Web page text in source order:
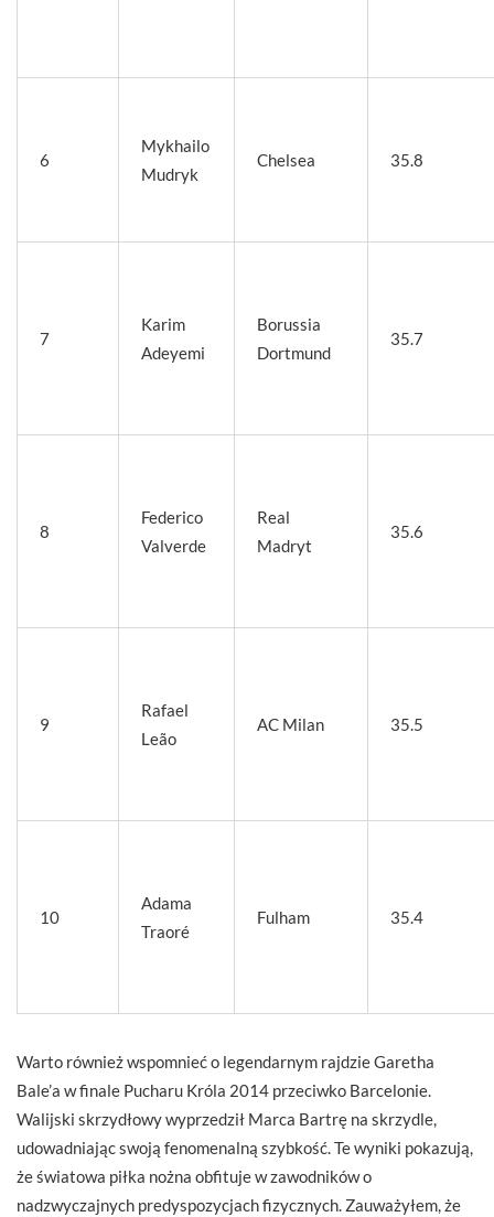
6
Mykhailo
Mudryk
Chelsea 35.8
7
Karim
Adeyemi
Borussia
Dortmund
35.7
8
Federico
Valverde
Real
Madryt
35.6
9
Rafael
Leão
AC Milan 35.5
10
Adama
Traoré
Fulham 35.4
Warto również wspomnieć o legendarnym rajdzie Garetha
Bale’a w finale Pucharu Króla 2014 przeciwko Barcelonie.
Walijski skrzydłowy wyprzedził Marca Bartrę na skrzydle,
udowadniając swoją fenomenalną szybkość. Te wyniki pokazują,
że światowa piłka nożna obfituje w zawodników o
nadzwyczajnych predyspozycjach fizycznych. Zauważyłem, że